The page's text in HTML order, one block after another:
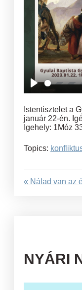
Play
Istentisztelet a
január 22-én.
Igehely: 1Móz
Topics:
« Nálad van az
NYÁRI